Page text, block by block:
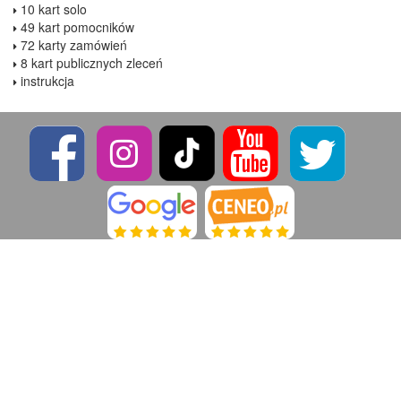
10 kart solo
49 kart pomocników
72 karty zamówień
8 kart publicznych zleceń
instrukcja